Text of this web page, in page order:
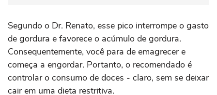
Segundo o Dr. Renato, esse pico interrompe o gasto
de gordura e favorece o acúmulo de gordura.
Consequentemente, você para de emagrecer e
começa a engordar. Portanto, o recomendado é
controlar o consumo de doces - claro, sem se deixar
cair em uma dieta restritiva.